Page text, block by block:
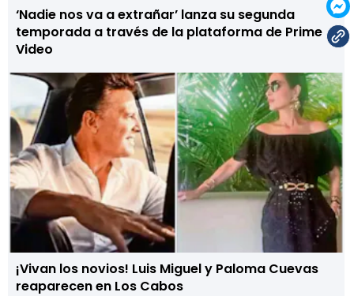
‘Nadie nos va a extrañar’ lanza su segunda
temporada a través de la plataforma de Prime
Video
¡Vivan los novios! Luis Miguel y Paloma Cuevas
reaparecen en Los Cabos